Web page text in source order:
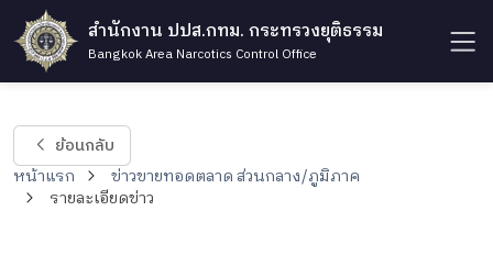
สำนักงาน ปปส.กทม. กระทรวงยุติธรรม
Bangkok Area Narcotics Control Office
ย้อนกลับ
หน้าแรก
ข่าวขายทอดตลาด ส่วนกลาง/ภูมิภาค
รายละเอียดข่าว